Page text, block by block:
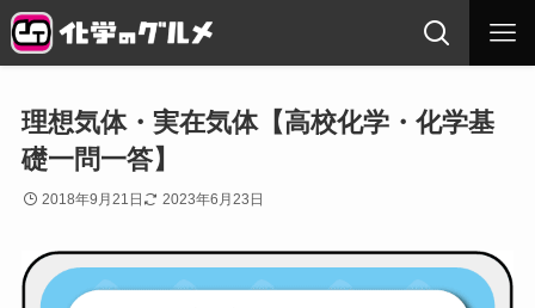
理想気体・実在気体【高校化学・化学基
礎一問一答】
2018年9月21日 2023年6月23日